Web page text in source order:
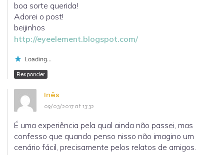
boa sorte querida!
Adorei o post!
beijinhos
http://eyeelement.blogspot.com/
Loading...
Responder
Inês
09/03/2017 at 13:32
É uma experiência pela qual ainda não passei, mas
confesso que quando penso nisso não imagino um
cenário fácil, precisamente pelos relatos de amigos.